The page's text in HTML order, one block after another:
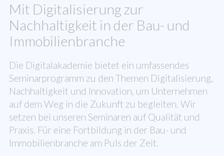
Mit Digitalisierung zur
Nachhaltigkeit in der Bau- und
Immobilienbranche
Die Digitalakademie bietet ein umfassendes
Seminarprogramm zu den Themen Digitalisierung,
Nachhaltigkeit und Innovation, um Unternehmen
auf dem Weg in die Zukunft zu begleiten. Wir
setzen bei unseren Seminaren auf Qualität und
Praxis. Für eine Fortbildung in der Bau- und
Immobilienbranche am Puls der Zeit.